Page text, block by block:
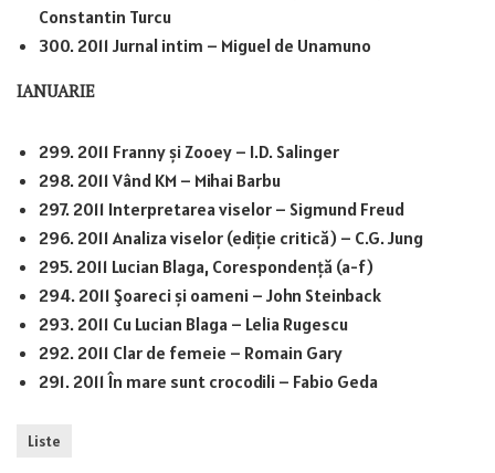
Constantin Turcu
300. 2011 Jurnal intim – Miguel de Unamuno
IANUARIE
299. 2011 Franny și Zooey – I.D. Salinger
298. 2011 Vând KM – Mihai Barbu
297. 2011 Interpretarea viselor – Sigmund Freud
296. 2011 Analiza viselor (ediție critică) – C.G. Jung
295. 2011 Lucian Blaga, Corespondență (a-f)
294. 2011 Șoareci și oameni – John Steinback
293. 2011 Cu Lucian Blaga – Lelia Rugescu
292. 2011 Clar de femeie – Romain Gary
291. 2011 În mare sunt crocodili – Fabio Geda
Liste